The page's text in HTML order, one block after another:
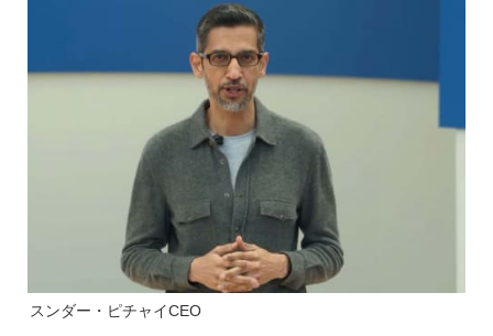
スンダー・ピチャイCEO